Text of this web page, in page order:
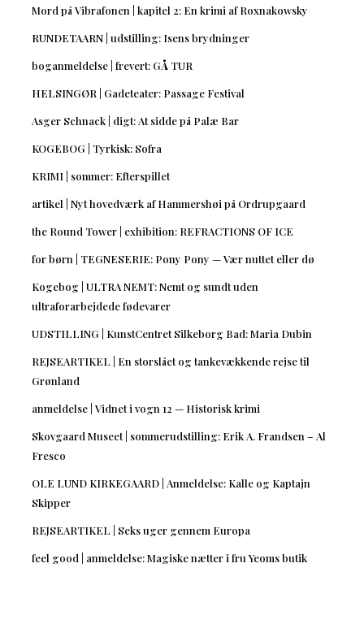
Mord på Vibrafonen | kapitel 2: En krimi af Roxnakowsky
RUNDETAARN | udstilling: Isens brydninger
boganmeldelse | frevert: GÅ TUR
HELSINGØR | Gadeteater: Passage Festival
Asger Schnack | digt: At sidde på Palæ Bar
KOGEBOG | Tyrkisk: Sofra
KRIMI | sommer: Efterspillet
artikel | Nyt hovedværk af Hammershøi på Ordrupgaard
the Round Tower | exhibition: REFRACTIONS OF ICE
for børn | TEGNESERIE: Pony Pony — Vær nuttet eller dø
Kogebog | ULTRA NEMT: Nemt og sundt uden
ultraforarbejdede fødevarer
UDSTILLING | KunstCentret Silkeborg Bad: Maria Dubin
REJSEARTIKEL | En storslået og tankevækkende rejse til
Grønland
anmeldelse | Vidnet i vogn 12 — Historisk krimi
Skovgaard Museet | sommerudstilling: Erik A. Frandsen – Al
Fresco
OLE LUND KIRKEGAARD | Anmeldelse: Kalle og Kaptajn
Skipper
REJSEARTIKEL | Seks uger gennem Europa
feel good | anmeldelse: Magiske nætter i fru Yeoms butik